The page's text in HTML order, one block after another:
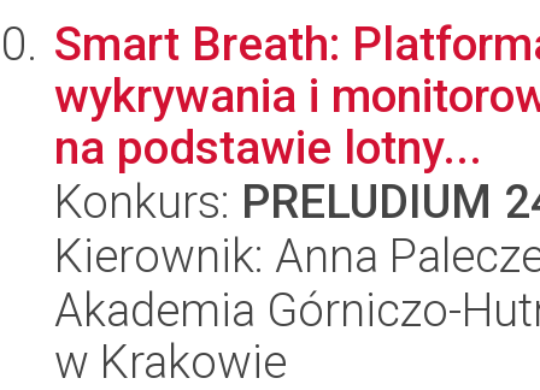
Smart Breath:
wykrywania i
na podstawie lotny...
Konkurs: PRELUDIUM
Kierownik: Anna
Akademia Górniczo-
w Krakowie